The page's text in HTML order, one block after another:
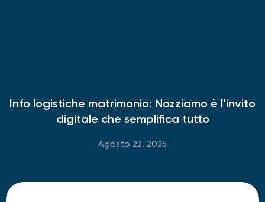
Info logistiche matrimonio: Nozziamo è l’invito
digitale che semplifica tutto
Agosto 22, 2025